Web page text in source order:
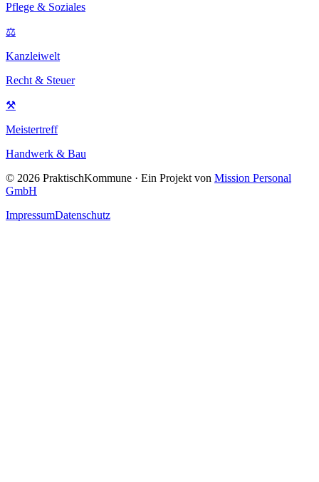
Pflege & Soziales
⚖
Kanzleiwelt
Recht & Steuer
⚒
Meistertreff
Handwerk & Bau
© 2026 PraktischKommune · Ein Projekt von Mission Personal
GmbH
ImpressumDatenschutz